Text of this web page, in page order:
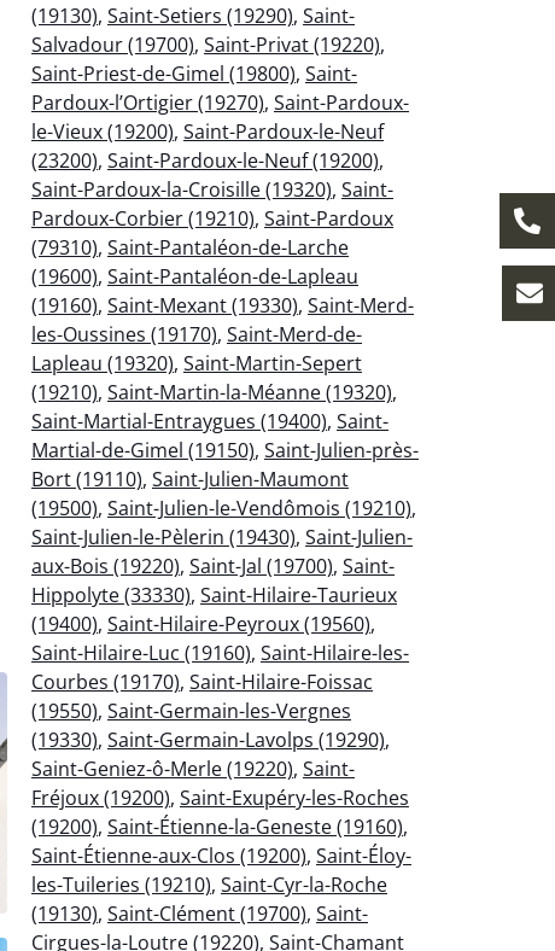
(19130), Saint-Setiers (19290), Saint-
Salvadour (19700), Saint-Privat (19220),
Saint-Priest-de-Gimel (19800), Saint-
Pardoux-l’Ortigier (19270), Saint-Pardoux-
le-Vieux (19200), Saint-Pardoux-le-Neuf
(23200), Saint-Pardoux-le-Neuf (19200),
Saint-Pardoux-la-Croisille (19320), Saint-
Pardoux-Corbier (19210), Saint-Pardoux
(79310), Saint-Pantaléon-de-Larche
(19600), Saint-Pantaléon-de-Lapleau
(19160), Saint-Mexant (19330), Saint-Merd-
les-Oussines (19170), Saint-Merd-de-
Lapleau (19320), Saint-Martin-Sepert
(19210), Saint-Martin-la-Méanne (19320),
Saint-Martial-Entraygues (19400), Saint-
Martial-de-Gimel (19150), Saint-Julien-près-
Bort (19110), Saint-Julien-Maumont
(19500), Saint-Julien-le-Vendômois (19210),
Saint-Julien-le-Pèlerin (19430), Saint-Julien-
aux-Bois (19220), Saint-Jal (19700), Saint-
Hippolyte (33330), Saint-Hilaire-Taurieux
(19400), Saint-Hilaire-Peyroux (19560),
Saint-Hilaire-Luc (19160), Saint-Hilaire-les-
Courbes (19170), Saint-Hilaire-Foissac
(19550), Saint-Germain-les-Vergnes
(19330), Saint-Germain-Lavolps (19290),
Saint-Geniez-ô-Merle (19220), Saint-
Fréjoux (19200), Saint-Exupéry-les-Roches
(19200), Saint-Étienne-la-Geneste (19160),
Saint-Étienne-aux-Clos (19200), Saint-Éloy-
les-Tuileries (19210), Saint-Cyr-la-Roche
(19130), Saint-Clément (19700), Saint-
Cirgues-la-Loutre (19220), Saint-Chamant